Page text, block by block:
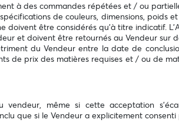
à des commandes répétées et / ou
de couleurs, dimensions,
doivent être considérés qu’à titre indicatif.
et doivent être retournés au Vendeur sur
du Vendeur entre la date de
de prix des matières requises et / ou de
même si cette acceptation
que si le Vendeur a explicitement